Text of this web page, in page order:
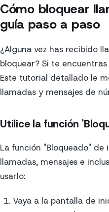
Cómo bloquear
guía paso a paso
¿Alguna vez has recibido
bloquear? Si te
Este tutorial detallado le
llamadas y mensajes de
Utilice la función
La función "Bloqueado" de
llamadas, mensajes e
usarlo:
Vaya a la pantalla de